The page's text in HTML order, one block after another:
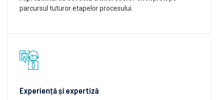
parcursul tuturor etapelor procesului.
Experiență și expertiză